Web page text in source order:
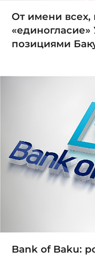
От имени всех,
позициями
Bank of Baku: